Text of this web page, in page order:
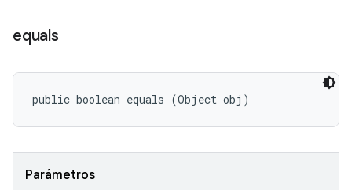
equals
public boolean equals (Object obj)
Parámetros